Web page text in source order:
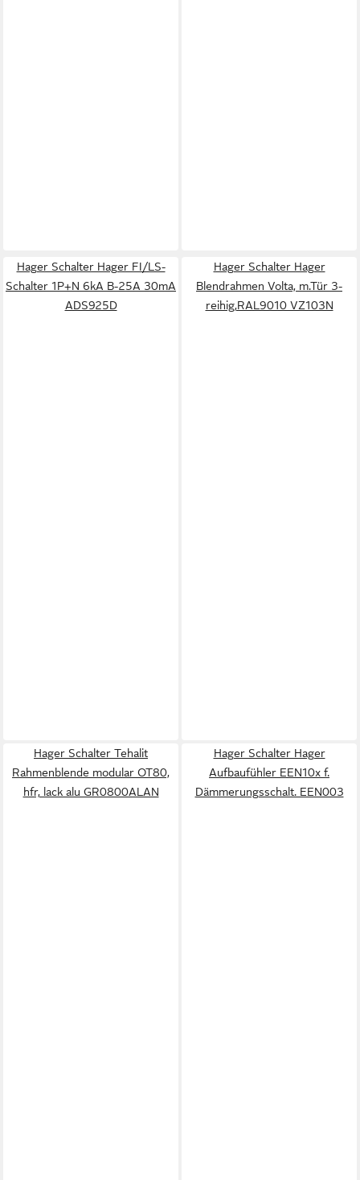
Hager Schalter Hager FI/LS-
Schalter 1P+N 6kA B-25A 30mA
ADS925D
Hager Schalter Hager
Blendrahmen Volta, m.Tür 3-
reihig,RAL9010 VZ103N
Hager Schalter Tehalit
Rahmenblende modular OT80,
hfr, lack alu GR0800ALAN
Hager Schalter Hager
Aufbaufühler EEN10x f.
Dämmerungsschalt. EEN003